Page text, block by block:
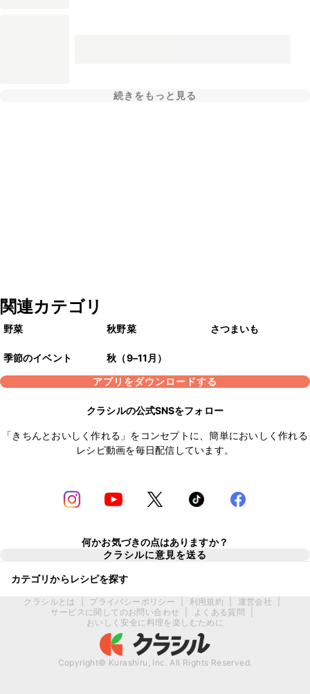
続きをもっと見る
関連カテゴリ
野菜 秋野菜 さつまいも
季節のイベント
秋（9–11月）
アプリをダウンロードする
クラシルの公式SNSをフォロー
「きちんとおいしく作れる」をコンセプトに、簡単においしく作れる
レシピ動画を毎日配信しています。
何かお気づきの点はありますか？
クラシルに意見を送る
カテゴリからレシピを探す
クラシルとは プライバシーポリシー 利用規約 運営会社
サービスに関してのお問い合わせ
よくある質問
おいしく安全に料理を楽しむために
Copyright© Kurashiru, Inc. All Rights Reserved.